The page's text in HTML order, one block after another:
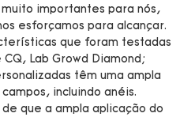
importantes para nós,
esforçamos para alcançar.
que foram testadas
Lab Growd Diamond;
têm uma ampla
incluindo anéis.
de que a ampla aplicação do